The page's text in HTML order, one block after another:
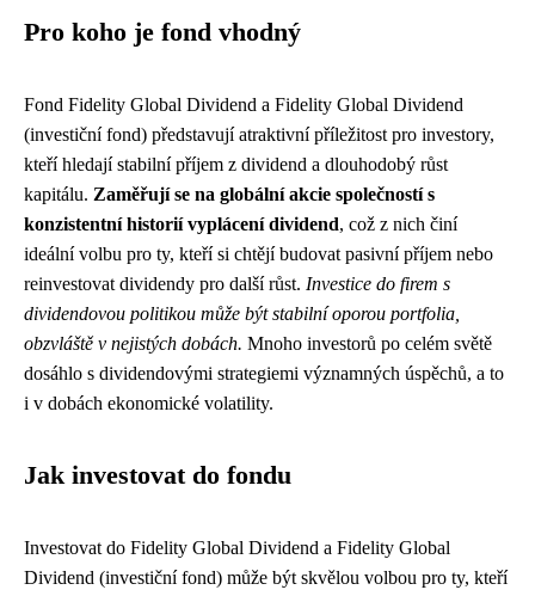
Pro koho je fond vhodný
Fond Fidelity Global Dividend a Fidelity Global Dividend
(investiční fond) představují atraktivní příležitost pro investory,
kteří hledají stabilní příjem z dividend a dlouhodobý růst
kapitálu. Zaměřují se na globální akcie společností s
konzistentní historií vyplácení dividend, což z nich činí
ideální volbu pro ty, kteří si chtějí budovat pasivní příjem nebo
reinvestovat dividendy pro další růst. Investice do firem s
dividendovou politikou může být stabilní oporou portfolia,
obzvláště v nejistých dobách. Mnoho investorů po celém světě
dosáhlo s dividendovými strategiemi významných úspěchů, a to
i v dobách ekonomické volatility.
Jak investovat do fondu
Investovat do Fidelity Global Dividend a Fidelity Global
Dividend (investiční fond) může být skvělou volbou pro ty, kteří